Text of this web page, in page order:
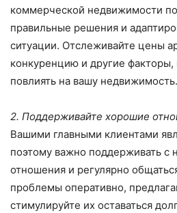
коммерческой недвижимости
правильные решения и
ситуации. Отслеживайте цены
конкуренцию и другие факторы,
повлиять на вашу недвижимость.
2. Поддерживайте хорошие
Вашими главными клиентами
поэтому важно поддерживать с
отношения и регулярно
проблемы оперативно,
стимулируйте их оставаться